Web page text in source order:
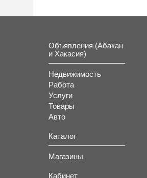
Объявления (Абакан
и Хакасия)
Недвижимость
Работа
Услуги
Товары
Авто
Каталог
Магазины
Кабинет